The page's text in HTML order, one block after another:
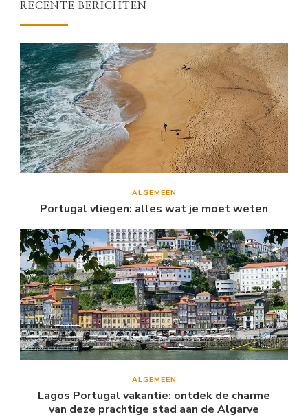
RECENTE BERICHTEN
ALGEMEEN
Portugal vliegen: alles wat je moet weten
ALGEMEEN
Lagos Portugal vakantie: ontdek de charme
van deze prachtige stad aan de Algarve